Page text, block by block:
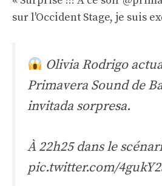
sur l'Occident Stage, je suis
Olivia Rodrigo
Primavera Sound de
invitada sorpresa.
À 22h25 dans le
pic.twitter.com/